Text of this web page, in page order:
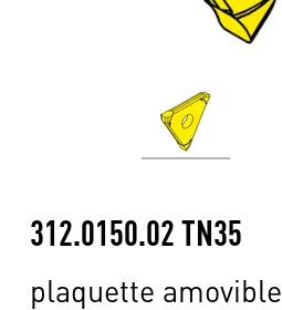
312.0150.02 TN35
plaquette amovible